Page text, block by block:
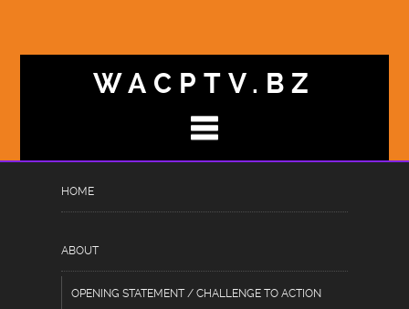
WACPTV.BZ
HOME
ABOUT
OPENING STATEMENT / CHALLENGE TO ACTION
Posted
Uncategorized